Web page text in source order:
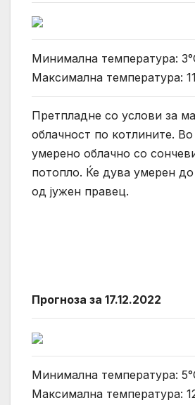
Минимална температура:
Максимална температура:
Претпладне со услови за
облачност по котлините.
умерено облачно со
потопло. Ќе дува умерен до
од јужен правец.
Прогноза за 17.12.2022
Минимална температура:
Максимална температура: